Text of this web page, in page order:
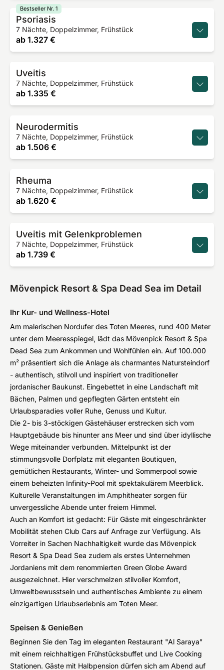
Psoriasis
7 Nächte, Doppelzimmer, Frühstück
ab 1.327 €
Bestseller Nr. 1
Uveitis
7 Nächte, Doppelzimmer, Frühstück
ab 1.335 €
Neurodermitis
7 Nächte, Doppelzimmer, Frühstück
ab 1.506 €
Rheuma
7 Nächte, Doppelzimmer, Frühstück
ab 1.620 €
Uveitis mit Gelenkproblemen
7 Nächte, Doppelzimmer, Frühstück
ab 1.739 €
Mövenpick Resort & Spa Dead Sea im Detail
Ihr Kur- und Wellness-Hotel
Am malerischen Nordufer des Toten Meeres, rund 400 Meter
unter dem Meeresspiegel, lädt das Mövenpick Resort & Spa
Dead Sea zum Ankommen und Wohlfühlen ein. Auf 100.000
m² präsentiert sich die Anlage als charmantes Natursteindorf
- authentisch, stilvoll und inspiriert von traditioneller
jordanischer Baukunst. Eingebettet in eine Landschaft mit
Bächen, Palmen und gepflegten Gärten entsteht ein
Urlaubsparadies voller Ruhe, Genuss und Kultur.
Die 2- bis 3-stöckigen Gästehäuser erstrecken sich vom
Hauptgebäude bis hinunter ans Meer und sind über idyllische
Wege miteinander verbunden. Mittelpunkt ist der
stimmungsvolle Dorfplatz mit eleganten Boutiquen,
gemütlichen Restaurants, Winter- und Sommerpool sowie
einem beheizten Infinity-Pool mit spektakulärem Meerblick.
Kulturelle Veranstaltungen im Amphitheater sorgen für
unvergessliche Abende unter freiem Himmel.
Auch an Komfort ist gedacht: Für Gäste mit eingeschränkter
Mobilität stehen Club Cars auf Anfrage zur Verfügung. Als
Vorreiter in Sachen Nachhaltigkeit wurde das Mövenpick
Resort & Spa Dead Sea zudem als erstes Unternehmen
Jordaniens mit dem renommierten Green Globe Award
ausgezeichnet. Hier verschmelzen stilvoller Komfort,
Umweltbewusstsein und authentisches Ambiente zu einem
einzigartigen Urlaubserlebnis am Toten Meer.
Speisen & Genießen
Beginnen Sie den Tag im eleganten Restaurant "Al Saraya"
mit einem reichhaltigen Frühstücksbuffet und Live Cooking
Stationen. Gäste mit Halbpension dürfen sich am Abend auf